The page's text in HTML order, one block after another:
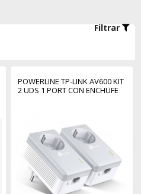
Filtrar
POWERLINE TP-LINK AV600 KIT
2 UDS 1 PORT CON ENCHUFE